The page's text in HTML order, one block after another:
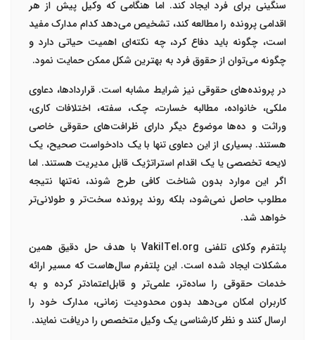
سنگینی برای فرد ایجاد کند. اما هنگامی که وکیل پیش از هر
اقدامی پرونده را مطالعه کند، تشخیص می‌دهد کدام مدارک مفید
است، چگونه باید دفاع کرد، چه نکته‌ای اهمیت حیاتی دارد و
چگونه می‌توان از حقوق فرد به بهترین شکل ممکن حمایت نمود.
در پرونده‌های حقوقی نیز شرایط مشابه است. قراردادها، دعاوی
ملکی، خانواده، مطالبه خسارت، چک، سفته، اختلافات کاری،
وراثت و ده‌ها موضوع دیگر دارای ظرافت‌های حقوقی خاصی
هستند. بسیاری از این دعاوی تنها با یک دادخواست صحیح، یک
لایحه تخصصی یا یک اقدام استراتژیک قابل مدیریت هستند. اما
اگر این موارد بدون شناخت کافی طرح شوند، نه‌تنها نتیجه
مطلوب حاصل نمی‌شود، بلکه روند پرونده سخت‌تر و طولانی‌تر
خواهد شد.
پلتفرم وکلای تلفنی VakilTel.org
با هدف حل دقیق همین
مشکلات ایجاد شده است. این پلتفرم سال‌هاست که مسیر ارائه
خدمات حقوقی را ساده‌تر، علمی‌تر و قابل‌اعتمادتر کرده و به
کاربران امکان می‌دهد بدون محدودیت زمانی، مدارک خود را
ارسال کنند و نظر کارشناسی یک وکیل متخصص را دریافت نمایند.